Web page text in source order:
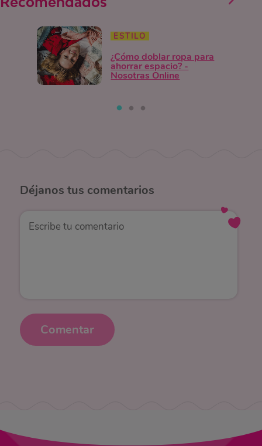
ESTILO
¿Cómo doblar ropa para
ahorrar espacio? -
Nosotras Online
Déjanos tus comentarios
Comentar